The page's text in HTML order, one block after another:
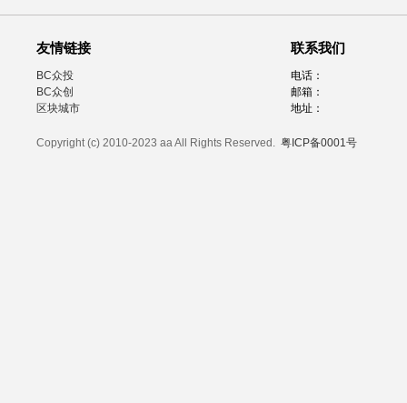
友情链接
BC众投
BC众创
区块城市
联系我们
电话：
邮箱：
地址：
Copyright (c) 2010-2023 aa All Rights Reserved. 粤ICP备0001号